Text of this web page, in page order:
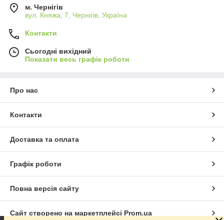
м. Чернігів
вул. Княжа, 7, Чернігів, Україна
Контакти
Сьогодні вихідний
Показати весь графік роботи
Про нас
Контакти
Доставка та оплата
Графік роботи
Повна версія сайту
Сайт створено на маркетплейсі Prom.ua